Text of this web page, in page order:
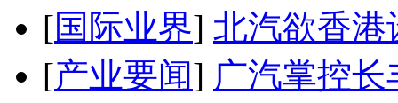
[国际业界] 北汽欲香港
[产业要闻] 广汽掌控